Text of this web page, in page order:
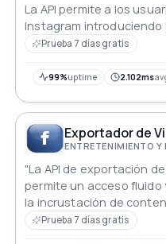
La API permite a los
Instagram introduciendo
Prueba 7 días gratis
99%uptime 2.102ms
Exportador de
ENTRETENIMIENTO Y
"La API de exportación
permite un acceso
la incrustación de
enriquecer las
Prueba 7 días gratis